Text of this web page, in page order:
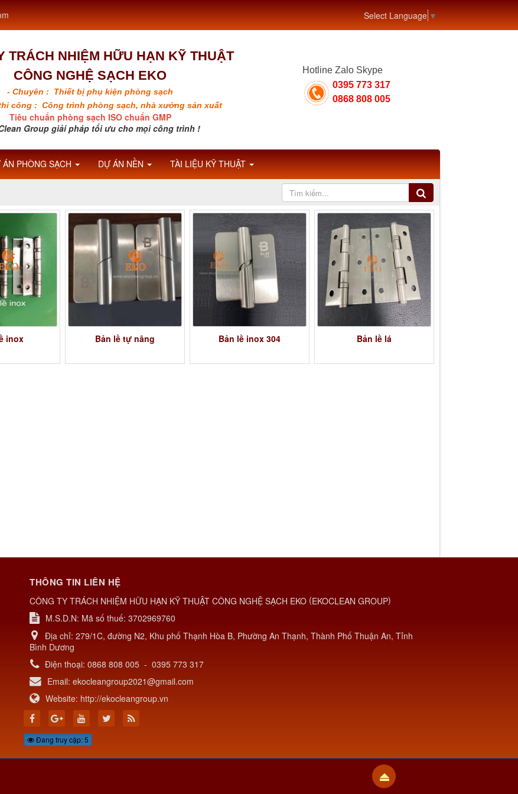
TRÁCH NHIỆM HỮU HẠN KỸ THUẬT
CÔNG NGHỆ SẠCH EKO
- Chuyên : Thiết bị phụ kiện phòng sạch
công : Công trình phòng sạch, nhà xưởng sản xuất
Tiêu chuẩn phòng sạch ISO chuẩn GMP
Group giải pháp tối ưu cho mọi công trình !
Hotline Zalo Skype
0395 773 317
0868 808 005
ÁN PHÒNG SẠCH DỰ ÁN NỀN TÀI LIỆU KỸ THUẬT
Select Language▼
inox Bản lề tự nâng Bản lề inox 304 Bản lề lá
THÔNG TIN LIÊN HỆ
CÔNG TY TRÁCH NHIỆM HỮU HẠN KỸ THUẬT CÔNG NGHỆ SẠCH EKO (EKOCLEAN GROUP)
M.S.D.N: Mã số thuế: 3702969760
Địa chỉ: 279/1C, đường N2, Khu phố Thạnh Hòa B, Phường An Thạnh, Thành Phố Thuận An, Tỉnh
Bình Dương
Điện thoại: 0868 808 005 - 0395 773 317
Email: ekocleangroup2021@gmail.com
Website: http://ekocleangroup.vn
Đang truy cập: 5